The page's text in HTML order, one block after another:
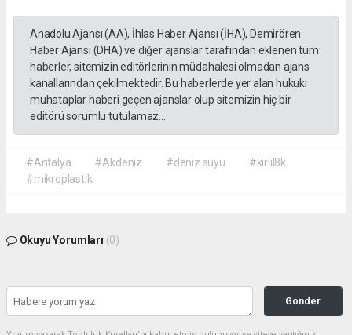
Anadolu Ajansı (AA), İhlas Haber Ajansı (İHA), Demirören
Haber Ajansı (DHA) ve diğer ajanslar tarafından eklenen tüm
haberler, sitemizin editörlerinin müdahalesi olmadan ajans
kanallarından çekilmektedir. Bu haberlerde yer alan hukuki
muhataplar haberi geçen ajanslar olup sitemizin hiç bir
editörü sorumlu tutulamaz...
#Antalya #Akdeniz #deniz suyu
#kirlil8k
#mikroplastik
Okuyu Yorumları (0)
Gonder